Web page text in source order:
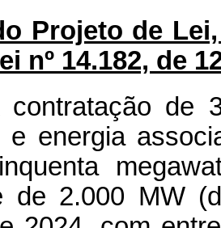
Projeto de
nº 14.182, de
contratação de
e energia
de 2.000 MW